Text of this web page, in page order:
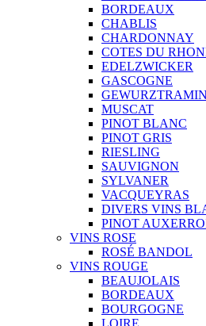
BORDEAUX
CHABLIS
CHARDONNAY
COTES DU
EDELZWICKER
GASCOGNE
MUSCAT
PINOT BLANC
PINOT GRIS
RIESLING
SAUVIGNON
SYLVANER
VACQUEYRAS
DIVERS VINS
PINOT
VINS ROSE
ROSÉ BANDOL
VINS ROUGE
BEAUJOLAIS
BORDEAUX
BOURGOGNE
LOIRE